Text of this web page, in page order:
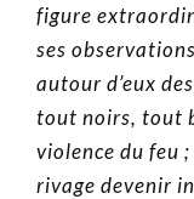
figure
ses
autour d’eux
tout noirs, tout
violence du feu
rivage devenir